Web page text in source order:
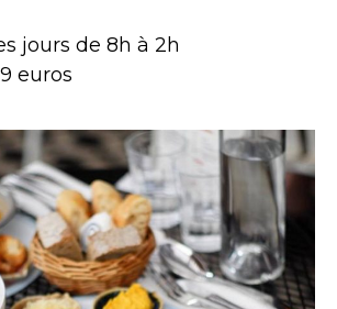
jours de 8h à 2h
euros